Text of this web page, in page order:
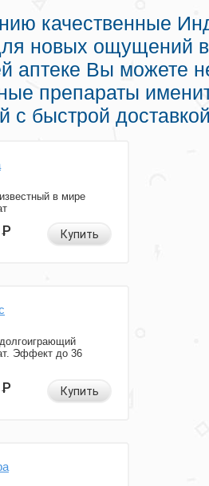
качественные
новых ощущений
аптеке Вы можете
препараты
с быстрой
в мире
Р Купить
Эффект до 36
Р Купить